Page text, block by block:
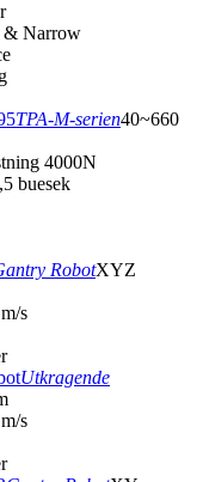
& Narrow
TPA-M-serien40~660
4000N
buesek
RobotXYZ
s
Utkragende
s